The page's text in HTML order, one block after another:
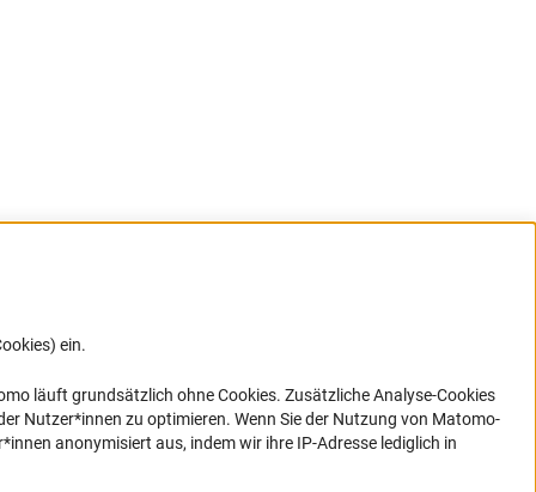
ein.
Link)
läuft grundsätzlich ohne Cookies. Zusätzliche Analyse-Cookies
Nutzer*innen zu optimieren. Wenn Sie der Nutzung von Matomo-
anonymisiert aus, indem wir ihre IP-Adresse lediglich in